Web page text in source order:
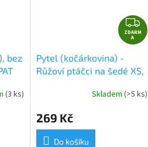
bez
(3 ks)
Z
D
R
M
A
ZDARM
A
Pytel (kočárkovina) -
Růžoví ptáčci na šedé XS,
Skladem (>5 ks)
269 Kč
Do košíku